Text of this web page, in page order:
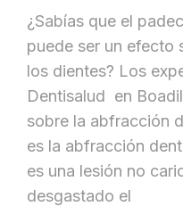
¿Sabías que el
puede ser un efecto
los dientes? Los
Dentisalud en
sobre la abfracción
es la abfracción
es una lesión no
desgastado el